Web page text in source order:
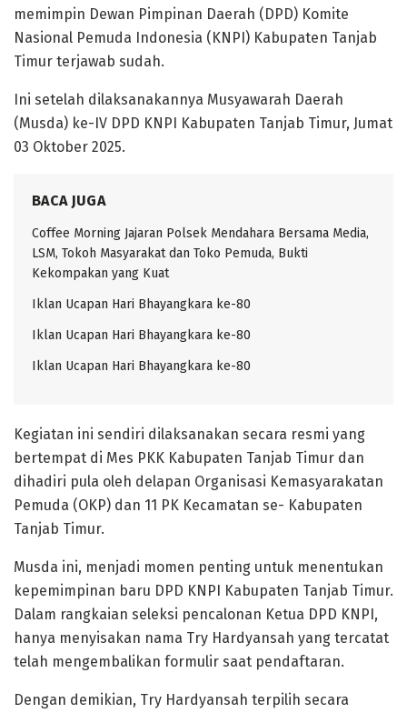
memimpin Dewan Pimpinan Daerah (DPD) Komite
Nasional Pemuda Indonesia (KNPI) Kabupaten Tanjab
Timur terjawab sudah.
Ini setelah dilaksanakannya Musyawarah Daerah
(Musda) ke-IV DPD KNPI Kabupaten Tanjab Timur, Jumat
03 Oktober 2025.
BACA JUGA
Coffee Morning Jajaran Polsek Mendahara Bersama Media,
LSM, Tokoh Masyarakat dan Toko Pemuda, Bukti
Kekompakan yang Kuat
Iklan Ucapan Hari Bhayangkara ke-80
Iklan Ucapan Hari Bhayangkara ke-80
Iklan Ucapan Hari Bhayangkara ke-80
Kegiatan ini sendiri dilaksanakan secara resmi yang
bertempat di Mes PKK Kabupaten Tanjab Timur dan
dihadiri pula oleh delapan Organisasi Kemasyarakatan
Pemuda (OKP) dan 11 PK Kecamatan se- Kabupaten
Tanjab Timur.
Musda ini, menjadi momen penting untuk menentukan
kepemimpinan baru DPD KNPI Kabupaten Tanjab Timur.
Dalam rangkaian seleksi pencalonan Ketua DPD KNPI,
hanya menyisakan nama Try Hardyansah yang tercatat
telah mengembalikan formulir saat pendaftaran.
Dengan demikian, Try Hardyansah terpilih secara